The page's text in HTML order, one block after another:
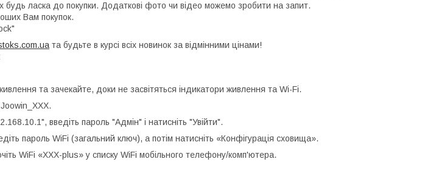
будь ласка до покупки. Додаткові фото чи відео можемо зробити на запит.
Вам покупок.
та будьте в курсі всіх новинок за відмінними цінами!
та зачекайте, доки не засвітяться індикатори живлення та Wi-Fi.
введіть пароль "Адмін" і натисніть "Увійти".
пароль WiFi (загальний ключ), а потім натисніть «Конфігурація сховища».
WiFi «XXX-plus» у списку WiFi мобільного телефону/комп'ютера.